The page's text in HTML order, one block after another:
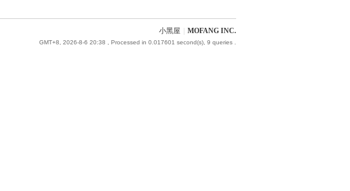
小黑屋 MOFANG INC.
GMT+8, 2026-8-6 20:38 , Processed in 0.017601 second(s), 9 queries .